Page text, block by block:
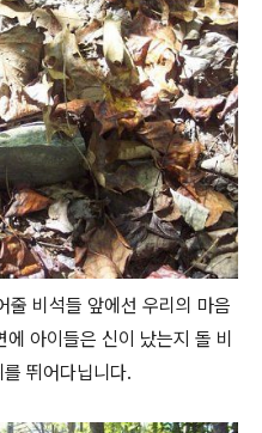
줄 비석들 앞에선 우리의 마음
아이들은 신이 났는지 돌 비
뛰어다닙니다.